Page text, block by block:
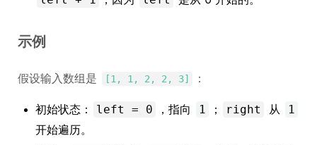
示例
假设输入数组是 [1, 1, 2, 2, 3] ：
初始状态： left = 0 ，指向 1 ； right 从 1
开始遍历。